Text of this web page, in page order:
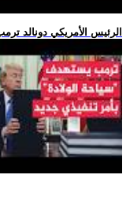
.. الرئيس الأمريكي دونالد